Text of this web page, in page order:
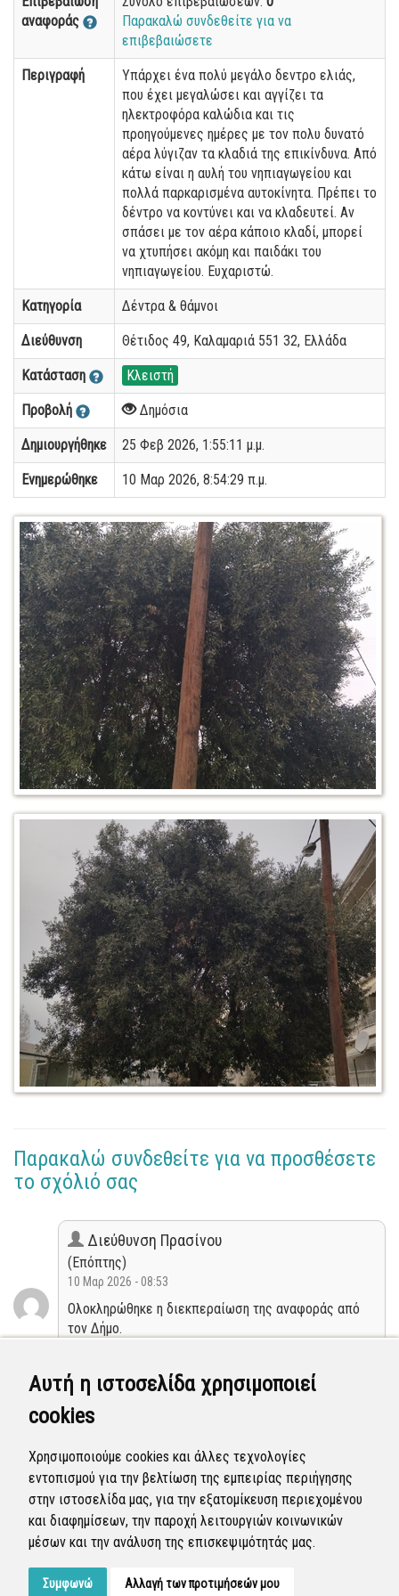
Αυτή η ιστοσελίδα χρησιμοποιεί
cookies
Χρησιμοποιούμε cookies και άλλες τεχνολογίες
εντοπισμού για την βελτίωση της εμπειρίας περιήγησης
στην ιστοσελίδα μας, για την εξατομίκευση περιεχομένου
και διαφημίσεων, την παροχή λειτουργιών κοινωνικών
μέσων και την ανάλυση της επισκεψιμότητάς μας.
Συμφωνώ Αλλαγή των προτιμήσεών μου
αναφοράς
Παρακαλώ συνδεθείτε για να
επιβεβαιώσετε
Περιγραφή
Υπάρχει ένα πολύ μεγάλο δεντρο ελιάς,
που έχει μεγαλώσει και αγγίζει τα
ηλεκτροφόρα καλώδια και τις
προηγούμενες ημέρες με τον πολυ δυνατό
αέρα λύγιζαν τα κλαδιά της επικίνδυνα. Από
κάτω είναι η αυλή του νηπιαγωγείου και
πολλά παρκαρισμένα αυτοκίνητα. Πρέπει το
δέντρο να κοντύνει και να κλαδευτεί. Αν
σπάσει με τον αέρα κάποιο κλαδί, μπορεί
να χτυπήσει ακόμη και παιδάκι του
νηπιαγωγείου. Ευχαριστώ.
Κατηγορία Δέντρα & θάμνοι
Διεύθυνση Θέτιδος 49, Καλαμαριά 551 32, Ελλάδα
Κατάσταση Κλειστή
Προβολή Δημόσια
Δημιουργήθηκε 25 Φεβ 2026, 1:55:11 μ.μ.
Ενημερώθηκε 10 Μαρ 2026, 8:54:29 π.μ.
Παρακαλώ συνδεθείτε για να προσθέσετε
το σχόλιό σας
Διεύθυνση Πρασίνου
(Επόπτης)
10 Μαρ 2026 - 08:53
Ολοκληρώθηκε η διεκπεραίωση της αναφοράς από
τον Δήμο.
Διεύθυνση Πρασίνου
(Επόπτης)
26 Φεβ 2026 - 07:52
Η αναφορά προγραμματίστηκε να επιλυθεί.
Προγραμματισμένη